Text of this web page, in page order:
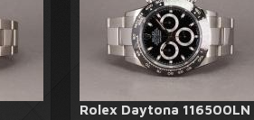
Rolex Daytona 116500LN